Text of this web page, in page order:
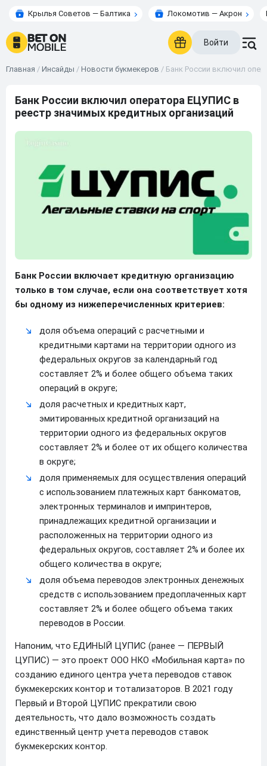
Крылья Советов — Балтика Локомотив — Акрон
Войти
Главная / Инсайды / Новости букмекеров / Банк России включил
Банк России включил оператора ЕЦУПИС в
реестр значимых кредитных организаций
Банк России включает кредитную организацию
только в том случае, если она соответствует хотя
бы одному из нижеперечисленных критериев:
доля объема операций с расчетными и
кредитными картами на территории одного из
федеральных округов за календарный год
составляет 2% и более общего объема таких
операций в округе;
доля расчетных и кредитных карт,
эмитированных кредитной организаций на
территории одного из федеральных округов
составляет 2% и более от их общего количества
в округе;
доля применяемых для осуществления операций
с использованием платежных карт банкоматов,
электронных терминалов и импринтеров,
принадлежащих кредитной организации и
расположенных на территории одного из
федеральных округов, составляет 2% и более их
общего количества в округе;
доля объема переводов электронных денежных
средств с использованием предоплаченных карт
составляет 2% и более общего объема таких
переводов в России.
Напоним, что ЕДИНЫЙ ЦУПИС (ранее — ПЕРВЫЙ
ЦУПИС) — это проект ООО НКО «Мобильная карта» по
созданию единого центра учета переводов ставок
букмекерских контор и тотализаторов. В 2021 году
Первый и Второй ЦУПИС прекратили свою
деятельность, что дало возможность создать
единственный центр учета переводов ставок
букмекерских контор.